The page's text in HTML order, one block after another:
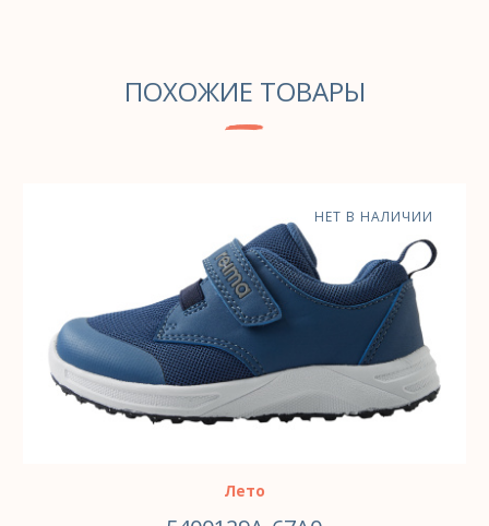
ПОХОЖИЕ ТОВАРЫ
НЕТ В НАЛИЧИИ
Лето